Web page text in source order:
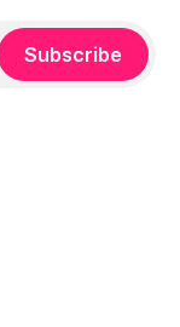
Subscribe